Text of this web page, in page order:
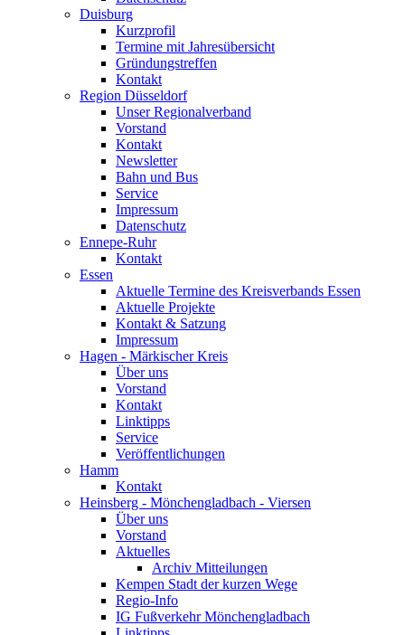
Duisburg
Kurzprofil
Termine mit Jahresübersicht
Gründungstreffen
Kontakt
Region Düsseldorf
Unser Regionalverband
Vorstand
Kontakt
Newsletter
Bahn und Bus
Service
Impressum
Datenschutz
Ennepe-Ruhr
Kontakt
Essen
Aktuelle Termine des Kreisverbands Essen
Aktuelle Projekte
Kontakt & Satzung
Impressum
Hagen - Märkischer Kreis
Über uns
Vorstand
Kontakt
Linktipps
Service
Veröffentlichungen
Hamm
Kontakt
Heinsberg - Mönchengladbach - Viersen
Über uns
Vorstand
Aktuelles
Archiv Mitteilungen
Kempen Stadt der kurzen Wege
Regio-Info
IG Fußverkehr Mönchengladbach